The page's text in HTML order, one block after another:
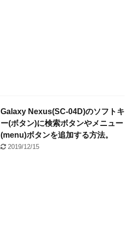
Galaxy Nexus(SC-04D)のソフトキ
ー(ボタン)に検索ボタンやメニュー
(menu)ボタンを追加する方法。
2019/12/15